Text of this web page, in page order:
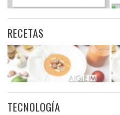
RECETAS
TECNOLOGÍA